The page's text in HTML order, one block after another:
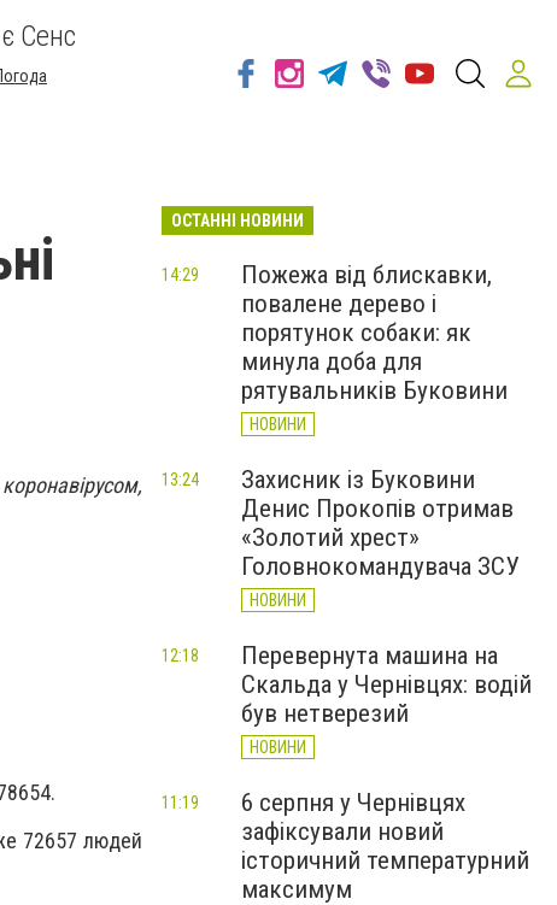
Сенс
72657 людей
ОСТАННІ НОВИНИ
Пожежа від блискавки,
повалене дерево і
порятунок собаки: як
минула доба для
рятувальників Буковини
НОВИНИ
14:29
Захисник із Буковини
Денис Прокопів отримав
«Золотий хрест»
Головнокомандувача ЗСУ
НОВИНИ
13:24
Перевернута машина на
Скальда у Чернівцях: водій
був нетверезий
НОВИНИ
12:18
6 серпня у Чернівцях
зафіксували новий
історичний температурний
максимум
11:19